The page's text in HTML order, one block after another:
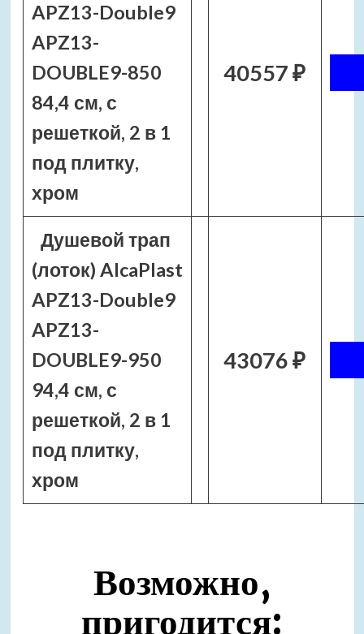
APZ13-Double9
APZ13-
DOUBLE9-850
84,4 см, с
решеткой, 2 в 1
под плитку,
хром
40557 ₽
Душевой трап
(лоток) AlcaPlast
APZ13-Double9
APZ13-
DOUBLE9-950
94,4 см, с
решеткой, 2 в 1
под плитку,
хром
43076 ₽
Возможно,
пригодится: